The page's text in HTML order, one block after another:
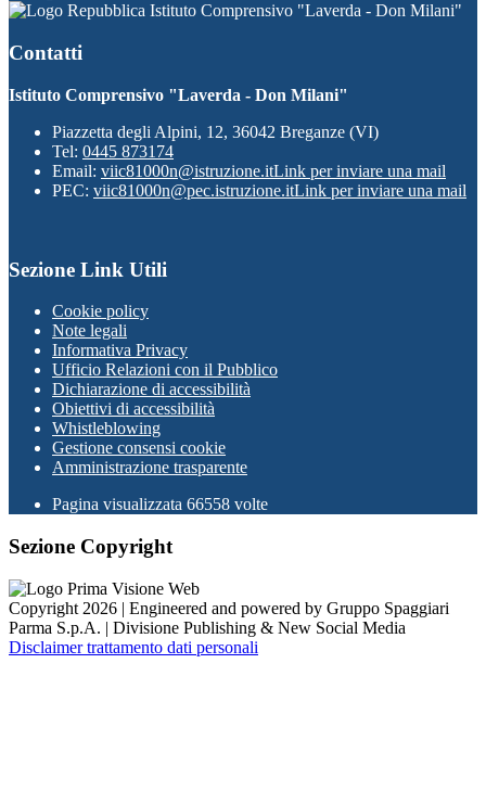
Istituto Comprensivo "Laverda - Don Milani"
Contatti
Istituto Comprensivo "Laverda - Don Milani"
Piazzetta degli Alpini, 12, 36042 Breganze (VI)
Tel: 0445 873174
Email: viic81000n@istruzione.itLink per inviare una mail
PEC: viic81000n@pec.istruzione.itLink per inviare una mail
Sezione Link Utili
Cookie policy
Note legali
Informativa Privacy
Ufficio Relazioni con il Pubblico
Dichiarazione di accessibilità
Obiettivi di accessibilità
Whistleblowing
Gestione consensi cookie
Amministrazione trasparente
Pagina visualizzata 66558 volte
Sezione Copyright
Copyright 2026 | Engineered and powered by Gruppo Spaggiari
Parma S.p.A. | Divisione Publishing & New Social Media
Disclaimer trattamento dati personali